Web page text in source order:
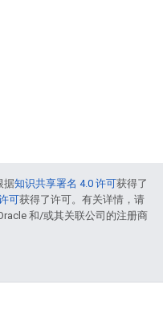
据知识共享署名 4.0 许可获得了
可获得了许可。有关详情，请
和/或其关联公司的注册商